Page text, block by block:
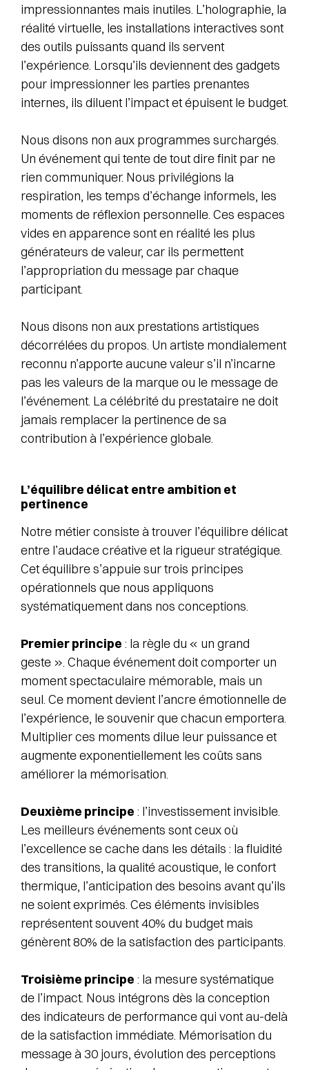
impressionnantes mais inutiles. L’holographie, la
réalité virtuelle, les installations interactives sont
des outils puissants quand ils servent
l’expérience. Lorsqu’ils deviennent des gadgets
pour impressionner les parties prenantes
internes, ils diluent l’impact et épuisent le budget.
Nous disons non aux programmes surchargés.
Un événement qui tente de tout dire finit par ne
rien communiquer. Nous privilégions la
respiration, les temps d’échange informels, les
moments de réflexion personnelle. Ces espaces
vides en apparence sont en réalité les plus
générateurs de valeur, car ils permettent
l’appropriation du message par chaque
participant.
Nous disons non aux prestations artistiques
décorrélées du propos. Un artiste mondialement
reconnu n’apporte aucune valeur s’il n’incarne
pas les valeurs de la marque ou le message de
l’événement. La célébrité du prestataire ne doit
jamais remplacer la pertinence de sa
contribution à l’expérience globale.
L’équilibre délicat entre ambition et
pertinence
Notre métier consiste à trouver l’équilibre délicat
entre l’audace créative et la rigueur stratégique.
Cet équilibre s’appuie sur trois principes
opérationnels que nous appliquons
systématiquement dans nos conceptions.
Premier principe : la règle du « un grand
geste ». Chaque événement doit comporter un
moment spectaculaire mémorable, mais un
seul. Ce moment devient l’ancre émotionnelle de
l’expérience, le souvenir que chacun emportera.
Multiplier ces moments dilue leur puissance et
augmente exponentiellement les coûts sans
améliorer la mémorisation.
Deuxième principe : l’investissement invisible.
Les meilleurs événements sont ceux où
l’excellence se cache dans les détails : la fluidité
des transitions, la qualité acoustique, le confort
thermique, l’anticipation des besoins avant qu’ils
ne soient exprimés. Ces éléments invisibles
représentent souvent 40% du budget mais
génèrent 80% de la satisfaction des participants.
Troisième principe : la mesure systématique
de l’impact. Nous intégrons dès la conception
des indicateurs de performance qui vont au-delà
de la satisfaction immédiate. Mémorisation du
message à 30 jours, évolution des perceptions